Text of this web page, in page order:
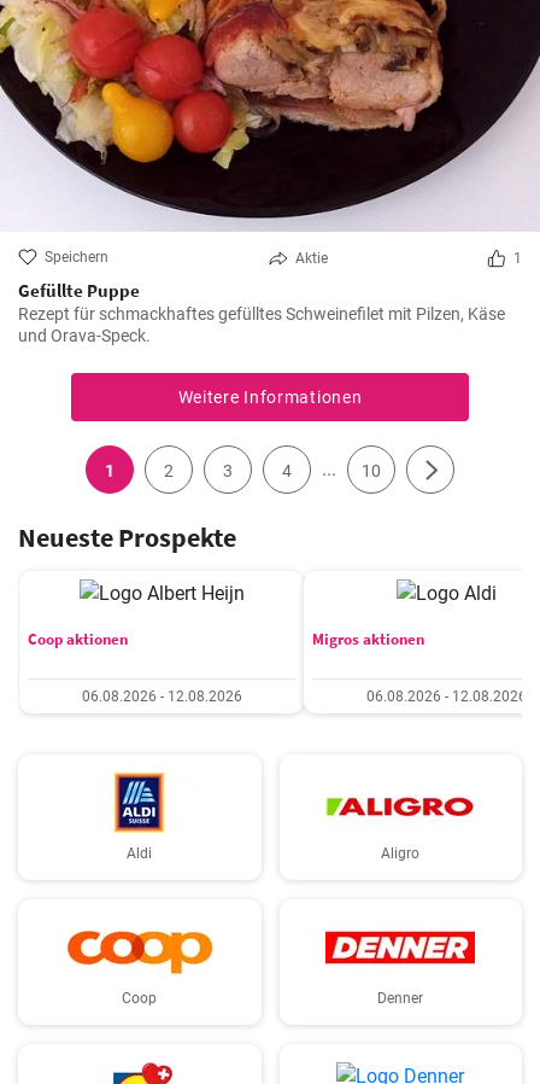
Speichern Aktie 1
Gefüllte Puppe
Rezept für schmackhaftes gefülltes Schweinefilet mit Pilzen, Käse
und Orava-Speck.
Weitere Informationen
1 2 3 4 ... 10
Neueste Prospekte
Coop aktionen
06.08.2026 - 12.08.2026
Migros aktionen
06.08.2026 - 12.08.2026
Aldi Aligro
Coop Denner